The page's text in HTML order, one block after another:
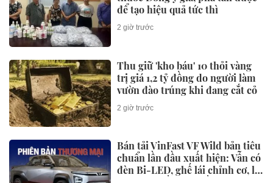
Khởi tố đường dây sản xuất
thuốc Đông y giả, pha tân dược
để tạo hiệu quả tức thì
Keppel rút khỏi siêu dự án có
toà tháp 88 tầng tại Thủ Thiêm,
Bộ 'thúc' địa phương báo cáo